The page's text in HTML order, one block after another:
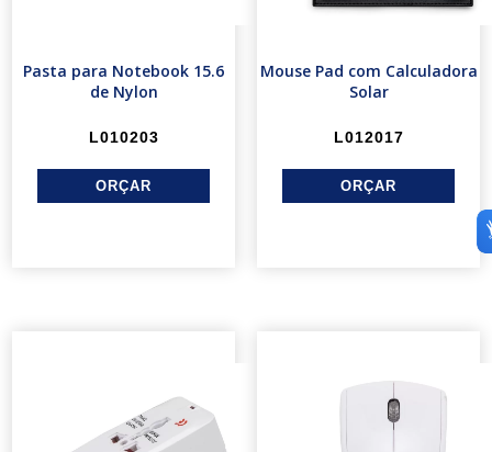
Pasta para Notebook 15.6
de Nylon
L010203
Mouse Pad com Calculadora
Solar
L012017